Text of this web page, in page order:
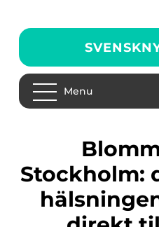
Menu
Blommogram
Stockholm: